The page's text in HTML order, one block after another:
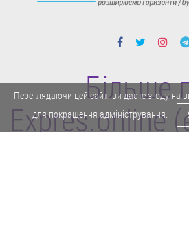
Більше
Expres.online
Переглядаючи цей сайт, ви даєте згоду на
для покращення адміністрування.